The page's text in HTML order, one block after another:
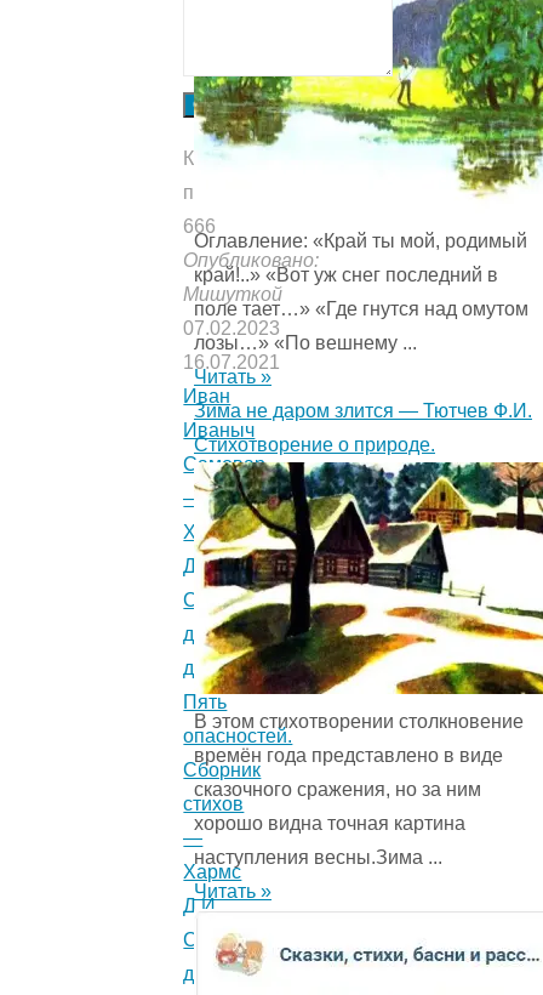
Отправить
Количество
прочтений:
666
Опубликовано:
Мишуткой
07.02.2023
16.07.2021
Иван
Иваныч
Самовар
—
Хармс
Д.И.
Стихотворение
для
детей.
Пять
опасностей.
Сборник
стихов
—
Хармс
Д.И.
Стихи
для
Оглавление: «Край ты мой, родимый
край!..» «Вот уж снег последний в
поле тает…» «Где гнутся над омутом
лозы…» «По вешнему ...
Читать »
Зима не даром злится — Тютчев Ф.И.
Стихотворение о природе.
В этом стихотворении столкновение
времён года представ­лено в виде
сказочного сражения, но за ним
хорошо видна точная картина
наступления весны.Зима ...
Читать »